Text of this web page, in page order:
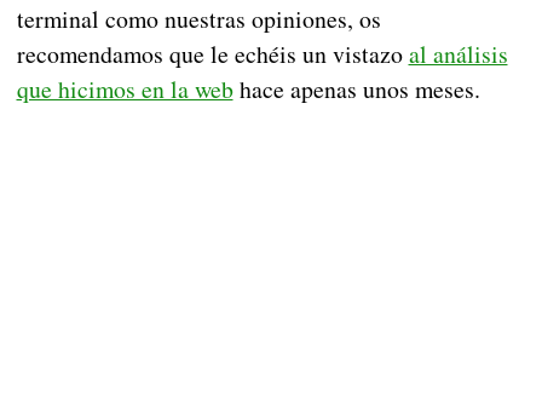
terminal como nuestras opiniones, os
recomendamos que le echéis un vistazoal análisis
que hicimos en la webhace apenas unos meses.